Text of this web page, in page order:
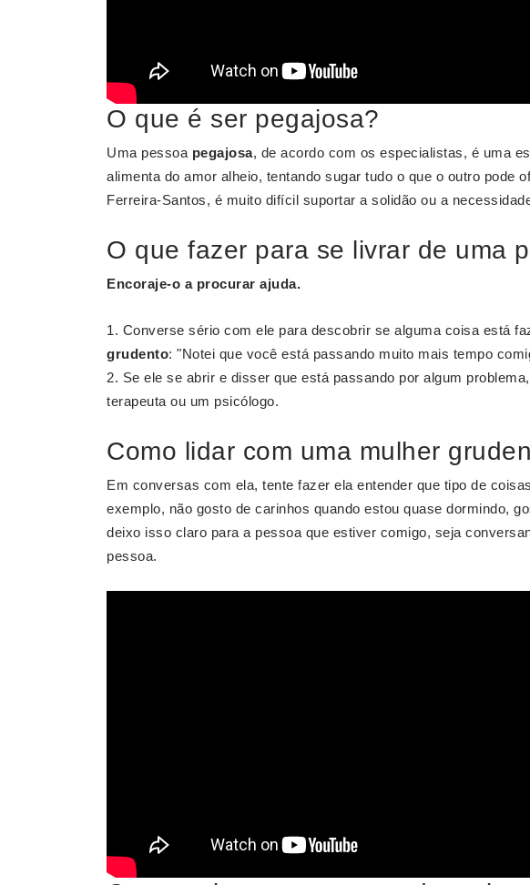
O que é ser pegajosa?
Uma pessoa pegajosa, de acordo com os especialistas, é uma
alimenta do amor alheio, tentando sugar tudo o que o outro pode
Ferreira-Santos, é muito difícil suportar a solidão ou a
O que fazer para se livrar de uma
Encoraje-o a procurar ajuda.
Converse sério com ele para descobrir se alguma coisa está
grudento: "Notei que você está passando muito mais tempo
Se ele se abrir e disser que está passando por algum
terapeuta ou um psicólogo.
Como lidar com uma mulher
Em conversas com ela, tente fazer ela entender que tipo de
exemplo, não gosto de carinhos quando estou quase dormindo,
deixo isso claro para a pessoa que estiver comigo, seja
pessoa.